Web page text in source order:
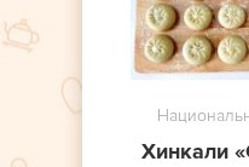
Хинкали